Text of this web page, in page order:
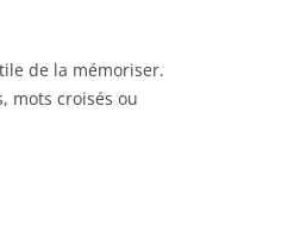
de la mémoriser.
mots croisés ou